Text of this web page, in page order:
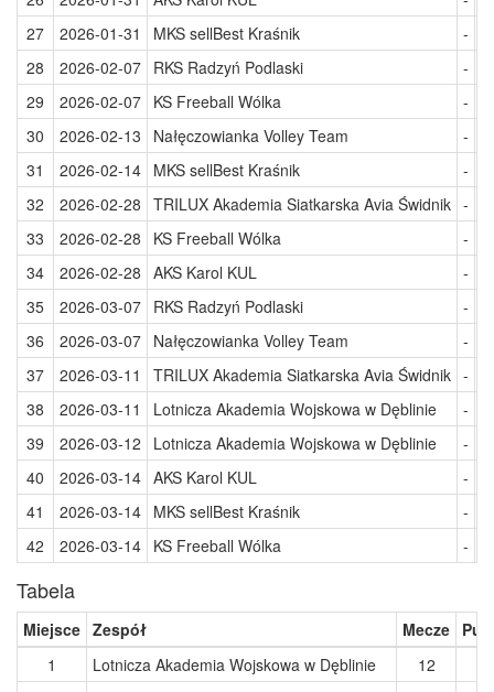
27
2026-01-31 MKS sellBest Kraśnik -
28
2026-02-07 RKS Radzyń Podlaski -
29
2026-02-07 KS Freeball Wólka -
30
2026-02-13 Nałęczowianka Volley Team -
31
2026-02-14 MKS sellBest Kraśnik -
32
2026-02-28 TRILUX Akademia Siatkarska Avia Świdnik -
33
2026-02-28 KS Freeball Wólka -
34
2026-02-28 AKS Karol KUL -
35
2026-03-07 RKS Radzyń Podlaski -
36
2026-03-07 Nałęczowianka Volley Team -
37
2026-03-11 TRILUX Akademia Siatkarska Avia Świdnik -
38
2026-03-11 Lotnicza Akademia Wojskowa w Dęblinie -
39
2026-03-12 Lotnicza Akademia Wojskowa w Dęblinie -
40
2026-03-14 AKS Karol KUL -
41
2026-03-14 MKS sellBest Kraśnik -
42
2026-03-14 KS Freeball Wólka -
Tabela
Miejsce Zespół Mecze
1
Lotnicza Akademia Wojskowa w Dęblinie 12